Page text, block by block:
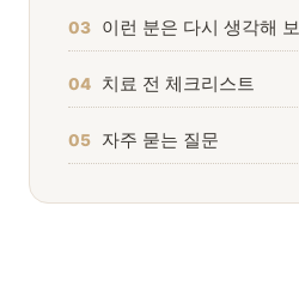
03 이런 분은 다시 생각해
04 치료 전 체크리스트
05 자주 묻는 질문